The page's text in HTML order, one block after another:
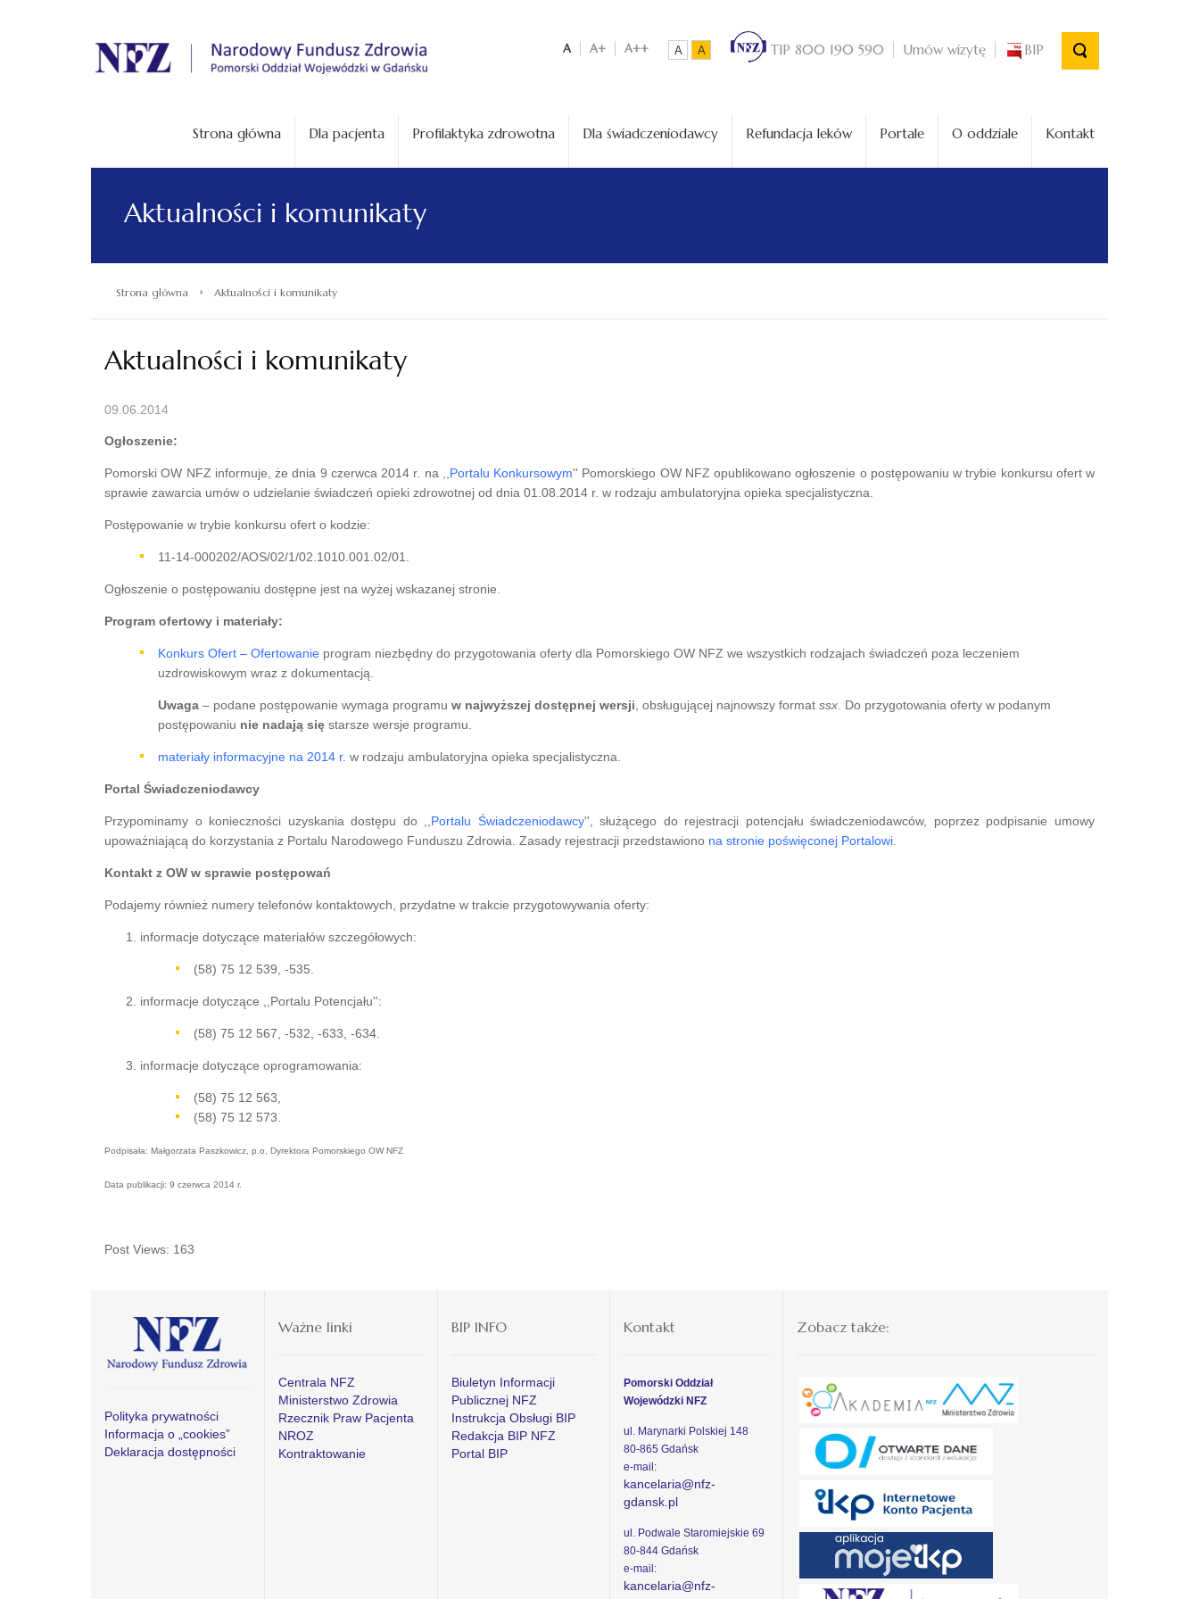
. A A+ A++ A A TIP 800 190 590 Umów wizytę BIP
Strona główna Dla pacjenta Profilaktyka zdrowotna Dla świadczeniodawcy Refundacja leków Portale O oddziale Kontakt
Aktualności i komunikaty
Strona główna › Aktualności i komunikaty
Aktualności i komunikaty
09.06.2014
Ogłoszenie:
Pomorski OW NFZ informuje, że dnia 9 czerwca 2014 r. na ,, Portalu Konkursowym'' Pomorskiego OW NFZ opublikowano ogłoszenie o postępowaniu w trybie konkursu ofert w
sprawie zawarcia umów o udzielanie świadczeń opieki zdrowotnej od dnia 01.08.2014 r. w rodzaju ambulatoryjna opieka specjalistyczna.
Postępowanie w trybie konkursu ofert o kodzie:
11-14-000202/AOS/02/1/02.1010.001.02/01.
Ogłoszenie o postępowaniu dostępne jest na wyżej wskazanej stronie.
Program ofertowy i materiały:
Konkurs Ofert – Ofertowanie program niezbędny do przygotowania oferty dla Pomorskiego OW NFZ we wszystkich rodzajach świadczeń poza leczeniem
uzdrowiskowym wraz z dokumentacją.
Uwaga – podane postępowanie wymaga programu w najwyższej dostępnej wersji , obsługującej najnowszy format ssx . Do przygotowania oferty w podanym
postępowaniu nie nadają się starsze wersje programu.
materiały informacyjne na 2014 r. w rodzaju ambulatoryjna opieka specjalistyczna.
Portal Świadczeniodawcy
Przypominamy o konieczności uzyskania dostępu do ,, Portalu Świadczeniodawcy'', służącego do rejestracji potencjału świadczeniodawców, poprzez podpisanie umowy
upoważniającą do korzystania z Portalu Narodowego Funduszu Zdrowia. Zasady rejestracji przedstawiono na stronie poświęconej Portalowi
Kontakt z OW w sprawie postępowań
Podajemy również numery telefonów kontaktowych, przydatne w trakcie przygotowywania oferty:
informacje dotyczące materiałów szczegółowych:
(58) 75 12 539, -535.
informacje dotyczące ,,Portalu Potencjału'':
(58) 75 12 567, -532, -633, -634.
informacje dotyczące oprogramowania:
(58) 75 12 563,
(58) 75 12 573.
Podpisała: Małgorzata Paszkowicz, p.o, Dyrektora Pomorskiego OW NFZ
Data publikacji: 9 czerwca 2014 r.
Post Views: 163
Polityka prywatności
Informacja o „cookies”
Deklaracja dostępności
Ważne linki
Centrala NFZ
Ministerstwo Zdrowia
Rzecznik Praw Pacjenta
NROZ
Kontraktowanie
BIP INFO
Biuletyn Informacji
Publicznej NFZ
Instrukcja Obsługi BIP
Redakcja BIP NFZ
Portal BIP
Kontakt
Pomorski Oddział
Wojewódzki NFZ
ul. Marynarki Polskiej 148
80-865 Gdańsk
e-mail:
kancelaria@nfz-
gdansk.pl
ul. Podwale Staromiejskie 69
80-844 Gdańsk
e-mail:
kancelaria@nfz-
Zobacz także: